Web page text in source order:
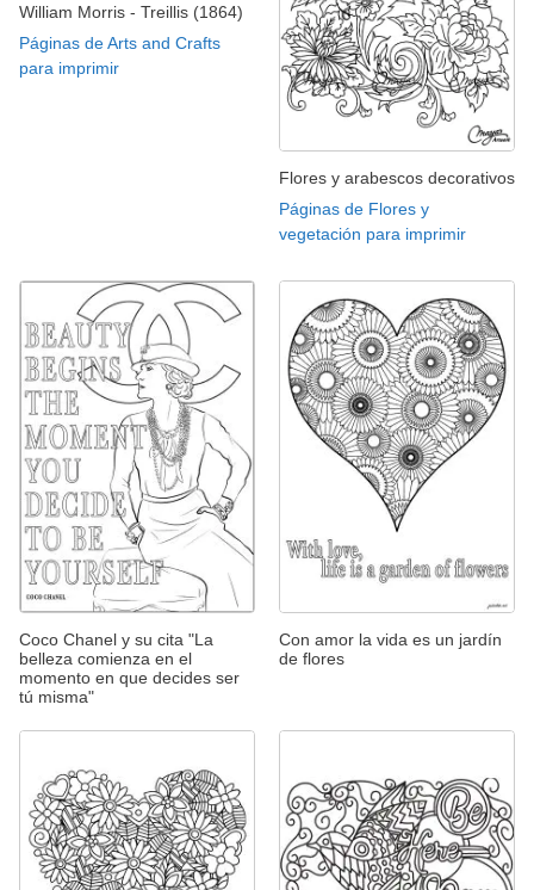
William Morris - Treillis (1864)
Páginas de Arts and Crafts
para imprimir
Flores y arabescos decorativos
Páginas de Flores y
vegetación para imprimir
Coco Chanel y su cita "La
belleza comienza en el
momento en que decides ser
tú misma"
Con amor la vida es un jardín
de flores